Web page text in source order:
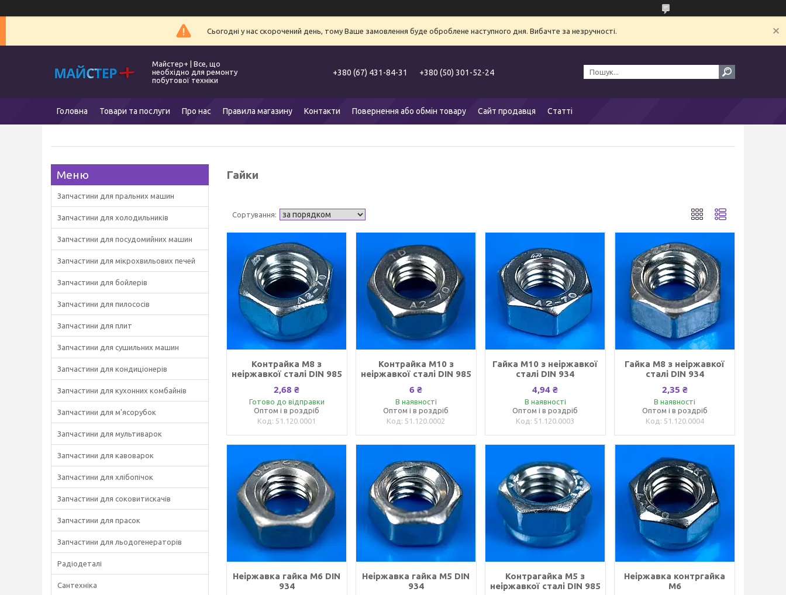
Сьогодні у нас скорочений день, тому Ваше замовлення буде оброблене наступного дня. Вибачте за незручності.
Майстер+ | Все, що
необхідно для ремонту
побутової техніки
+380 (67) 431-84-31 +380 (50) 301-52-24
Головна Товари та послуги Про нас Правила магазину Контакти Повернення або обмін товару Сайт продавця Статті
Гайки
Контрайка М8 з
неіржавкої сталі DIN 985
2,68 ₴
Готово до відправки
Оптом і в роздріб
51.120.0001
Контрайка M10 з
неіржавкої сталі DIN 985
6 ₴
В наявності
Оптом і в роздріб
51.120.0002
Гайка М10 з неіржавкої
сталі DIN 934
4,94 ₴
В наявності
Оптом і в роздріб
51.120.0003
Гайка M8 з неіржавкої
сталі DIN 934
2,35 ₴
В наявності
Оптом і в роздріб
51.120.0004
Неіржавка гайка М6 DIN
934
Неіржавка гайка М5 DIN
934
Контрагайка M5 з
неіржавкої сталі DIN 985
Неіржавка контргайка
М6
Запчастини для пральних машин
Запчастини для холодильників
Запчастини для посудомийних машин
Запчастини для мікрохвильових печей
Запчастини для бойлерів
Запчастини для пилососів
Запчастини для плит
Запчастини для сушильних машин
Запчастини для кондиціонерів
Запчастини для кухонних комбайнів
Запчастини для м'ясорубок
Запчастини для мультиварок
Запчастини для кавоварок
Запчастини для хлібопічок
Запчастини для соковитискачів
Запчастини для прасок
Запчастини для льодогенераторів
Радіодеталі
Сантехніка